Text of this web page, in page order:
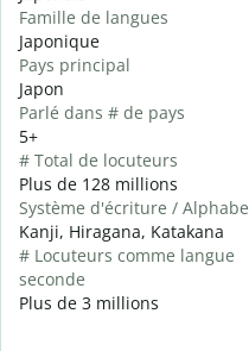
Famille de langues
Japonique
Pays principal
Japon
Parlé dans # de pays
5+
# Total de locuteurs
Plus de 128 millions
Système d'écriture /
Kanji, Hiragana, Katakana
# Locuteurs comme langue
seconde
Plus de 3 millions